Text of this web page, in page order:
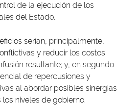
de la ejecución de los
del Estado.
serían, principalmente,
y reducir los costos
resultante; y, en segundo
de repercusiones y
al abordar posibles sinergias
niveles de gobierno.